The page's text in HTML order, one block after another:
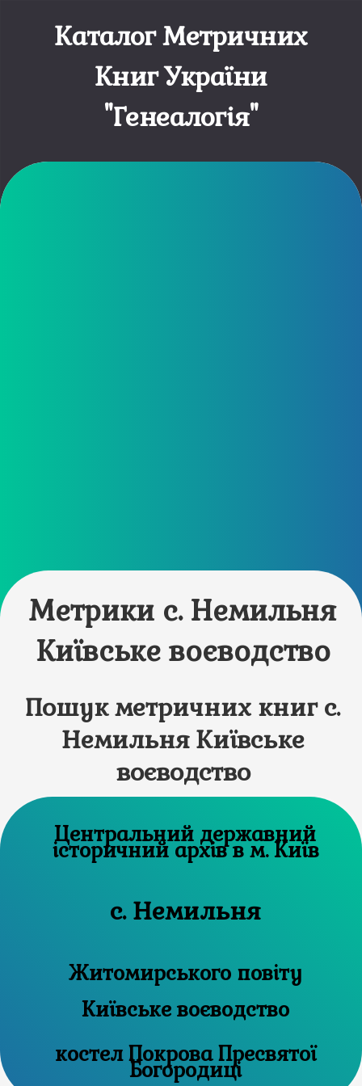
Каталог Метричних
Книг України
"Генеалогія"
Метрики с. Немильня
Київське воєводство
Пошук метричних книг с.
Немильня Київське
воєводство
Центральний державний
історичний архів в м. Київ
с. Немильня
Житомирського повіту
Київське воєводство
костел Покрова Пресвятої
Богородиці